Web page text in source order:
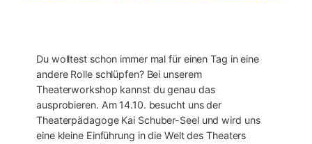
Du wolltest schon immer mal für einen Tag in eine
andere Rolle schlüpfen? Bei unserem
Theaterworkshop kannst du genau das
ausprobieren. Am 14.10. besucht uns der
Theaterpädagoge Kai Schuber-Seel und wird uns
eine kleine Einführung in die Welt des Theaters